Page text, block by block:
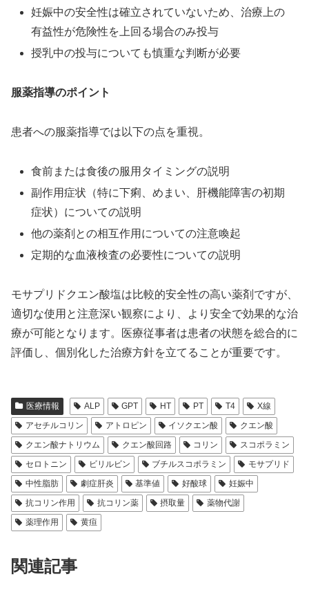
妊娠中の安全性は確立されていないため、治療上の
有益性が危険性を上回る場合のみ投与
授乳中の投与についても慎重な判断が必要
服薬指導のポイント
患者への服薬指導では以下の点を重視。
食前または食後の服用タイミングの説明
副作用症状（特に下痢、めまい、肝機能障害の初期
症状）についての説明
他の薬剤との相互作用についての注意喚起
定期的な血液検査の必要性についての説明
モサプリドクエン酸塩は比較的安全性の高い薬剤ですが、
適切な使用と注意深い観察により、より安全で効果的な治
療が可能となります。医療従事者は患者の状態を総合的に
評価し、個別化した治療方針を立てることが重要です。
医療情報 ALP GPT HT PT T4
X線
アセチルコリン
アトロピン イソクエン酸
クエン酸
クエン酸ナトリウム
クエン酸回路 コリン
スコポラミン
セロトニン
ビリルビン ブチルスコポラミン
モサプリド
中性脂肪
劇症肝炎 基準値 好酸球
妊娠中
抗コリン作用
抗コリン薬 摂取量
薬物代謝
薬理作用
黄疸
関連記事